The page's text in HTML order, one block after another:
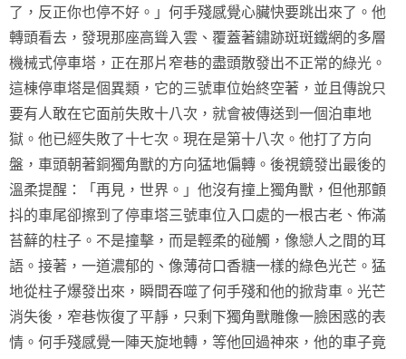
了，反正你也停不好。」何手殘感覺心臟快要跳出來了。他
轉頭看去，發現那座高聳入雲、覆蓋著鏽跡斑斑鐵網的多層
機械式停車塔，正在那片窄巷的盡頭散發出不正常的綠光。
這棟停車塔是個異類，它的三號車位始終空著，並且傳說只
要有人敢在它面前失敗十八次，就會被傳送到一個泊車地
獄。他已經失敗了十七次。現在是第十八次。他打了方向
盤，車頭朝著銅獨角獸的方向猛地偏轉。後視鏡發出最後的
溫柔提醒：「再見，世界。」他沒有撞上獨角獸，但他那顫
抖的車尾卻擦到了停車塔三號車位入口處的一根古老、佈滿
苔蘚的柱子。不是撞擊，而是輕柔的碰觸，像戀人之間的耳
語。接著，一道濃郁的、像薄荷口香糖一樣的綠色光芒。猛
地從柱子爆發出來，瞬間吞噬了何手殘和他的掀背車。光芒
消失後，窄巷恢復了平靜，只剩下獨角獸雕像一臉困惑的表
情。何手殘感覺一陣天旋地轉，等他回過神來，他的車子竟